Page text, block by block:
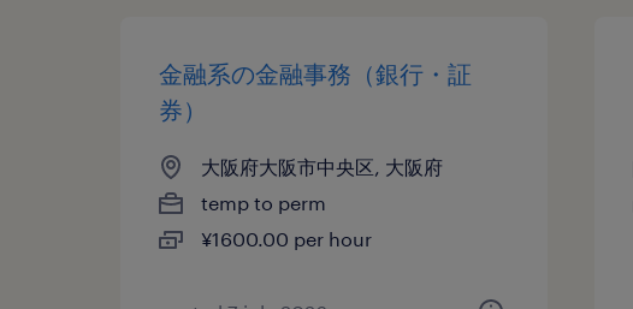
金融系の金融事務（銀行・証
券）
大阪府大阪市中央区, 大阪府
temp to perm
¥1600.00 per hour